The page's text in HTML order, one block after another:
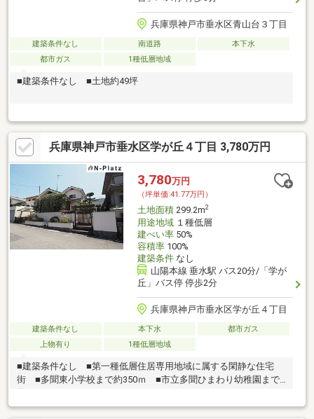
兵庫県神戸市垂水区青山台３丁目
建築条件なし 南道路
本下水
都市ガス
1種低層地域
■建築条件なし ■土地約49坪
兵庫県神戸市垂水区学が丘４丁目 3,780万円
3,780万円
（坪単価:41.77万円）
土地面積299.2m2
用途地域１種低層
建ぺい率50%
容積率100%
建築条件なし
山陽本線 垂水駅 バス20分/「学が
丘」バス停 停歩2分
兵庫県神戸市垂水区学が丘４丁目
建築条件なし 本下水
都市ガス
上物有り
1種低層地域
■建築条件なし ■第一種低層住居専用地域に属する閑静な住宅
街 ■多聞東小学校まで約350ｍ ■市立多聞ひまわり幼稚園まで
約220ｍ